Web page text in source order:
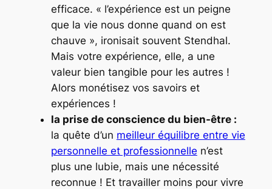
efficace. « l’expérience est un peigne
que la vie nous donne quand on est
chauve », ironisait souvent Stendhal.
Mais votre expérience, elle, a une
valeur bien tangible pour les autres !
Alors monétisez vos savoirs et
expériences !
la prise de conscience du bien-être :
la quête d’un meilleur équilibre entre vie
personnelle et professionnelle n’est
plus une lubie, mais une nécessité
reconnue ! Et travailler moins pour vivre